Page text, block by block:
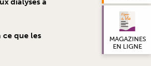
MAGAZINES
EN LIGNE
ce que les